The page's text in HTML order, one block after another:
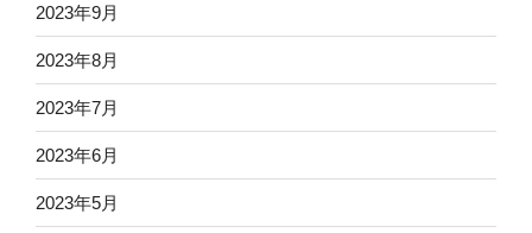
2023年9月
2023年8月
2023年7月
2023年6月
2023年5月